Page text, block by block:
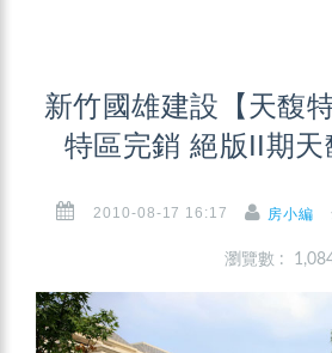
新竹國雄建設【天馥
特區完銷 絕版II期
2010-08-17 16:17 房小編
瀏覽數 :